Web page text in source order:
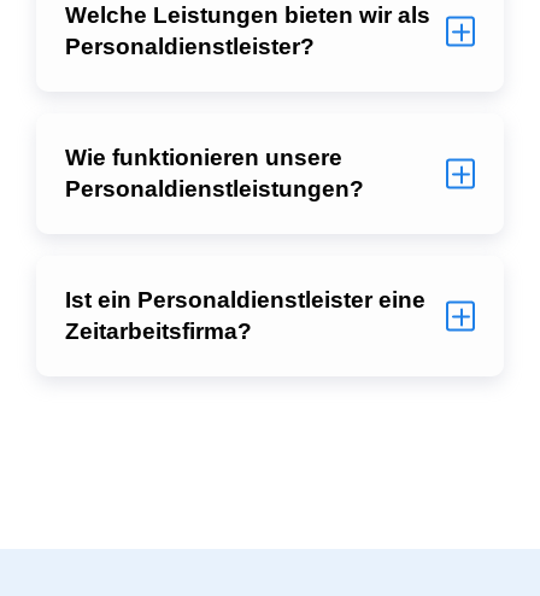
Welche Leistungen bieten wir als
Personaldienstleister?
Wie funktionieren unsere
Personaldienstleistungen?
Ist ein Personaldienstleister eine
Zeitarbeitsfirma?